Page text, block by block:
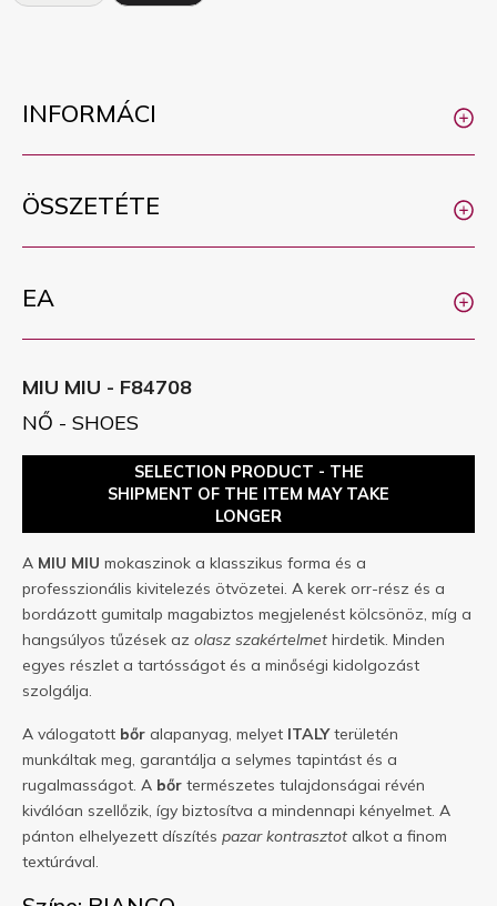
INFORMÁCI
ÖSSZETÉTE
EA
MIU MIU - F84708
NŐ - SHOES
SELECTION PRODUCT - THE
SHIPMENT OF THE ITEM MAY TAKE
LONGER
A MIU MIU mokaszinok a klasszikus forma és a
professzionális kivitelezés ötvözetei. A kerek orr-rész és a
bordázott gumitalp magabiztos megjelenést kölcsönöz, míg a
hangsúlyos tűzések az olasz szakértelmet hirdetik. Minden
egyes részlet a tartósságot és a minőségi kidolgozást
szolgálja.
A válogatott bőr alapanyag, melyet ITALYterületén
munkáltak meg, garantálja a selymes tapintást és a
rugalmasságot. A bőr természetes tulajdonságai révén
kiválóan szellőzik, így biztosítva a mindennapi kényelmet. A
pánton elhelyezett díszítés pazar kontrasztot alkot a finom
textúrával.